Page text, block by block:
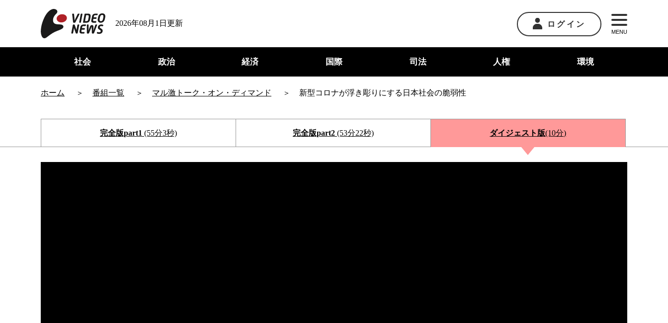
2026年08月1日更新 ログイン
MENU
社会 政治 経済 国際 司法 人権 環境
ホーム 番組一覧 マル激トーク・オン・ディマンド 新型コロナが浮き彫りにする日本社会の脆弱性
完全版part1 (55分3秒) 完全版part2 (53分22秒) ダイジェスト版(10分)